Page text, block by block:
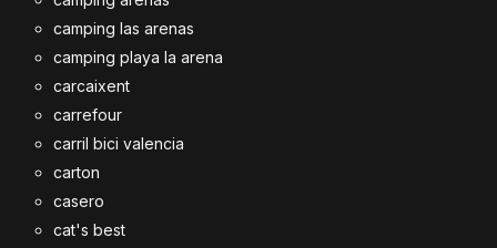
camping las arenas
camping playa la arena
carcaixent
carrefour
carril bici valencia
carton
casero
cat's best